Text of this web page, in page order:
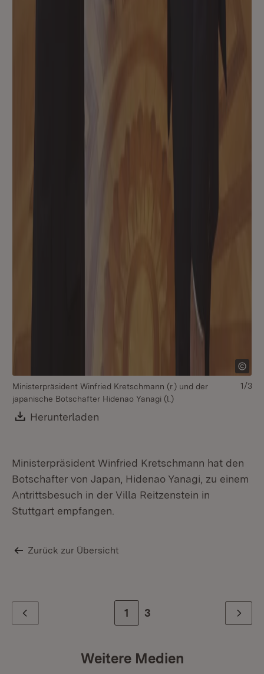
Ministerpräsident Winfried Kretschmann (r.) und der
japanische Botschafter Hidenao Yanagi (l.)
Download:
Herunterladen
1/3
Ministerpräsident Winfried Kretschmann hat den
Botschafter von Japan, Hidenao Yanagi, zu einem
Antrittsbesuch in der Villa Reitzenstein in
Stuttgart empfangen.
Zurück zur Übersicht
Zur Seite
1 Zur letzten Seite
3 Weiter
Weitere Medien